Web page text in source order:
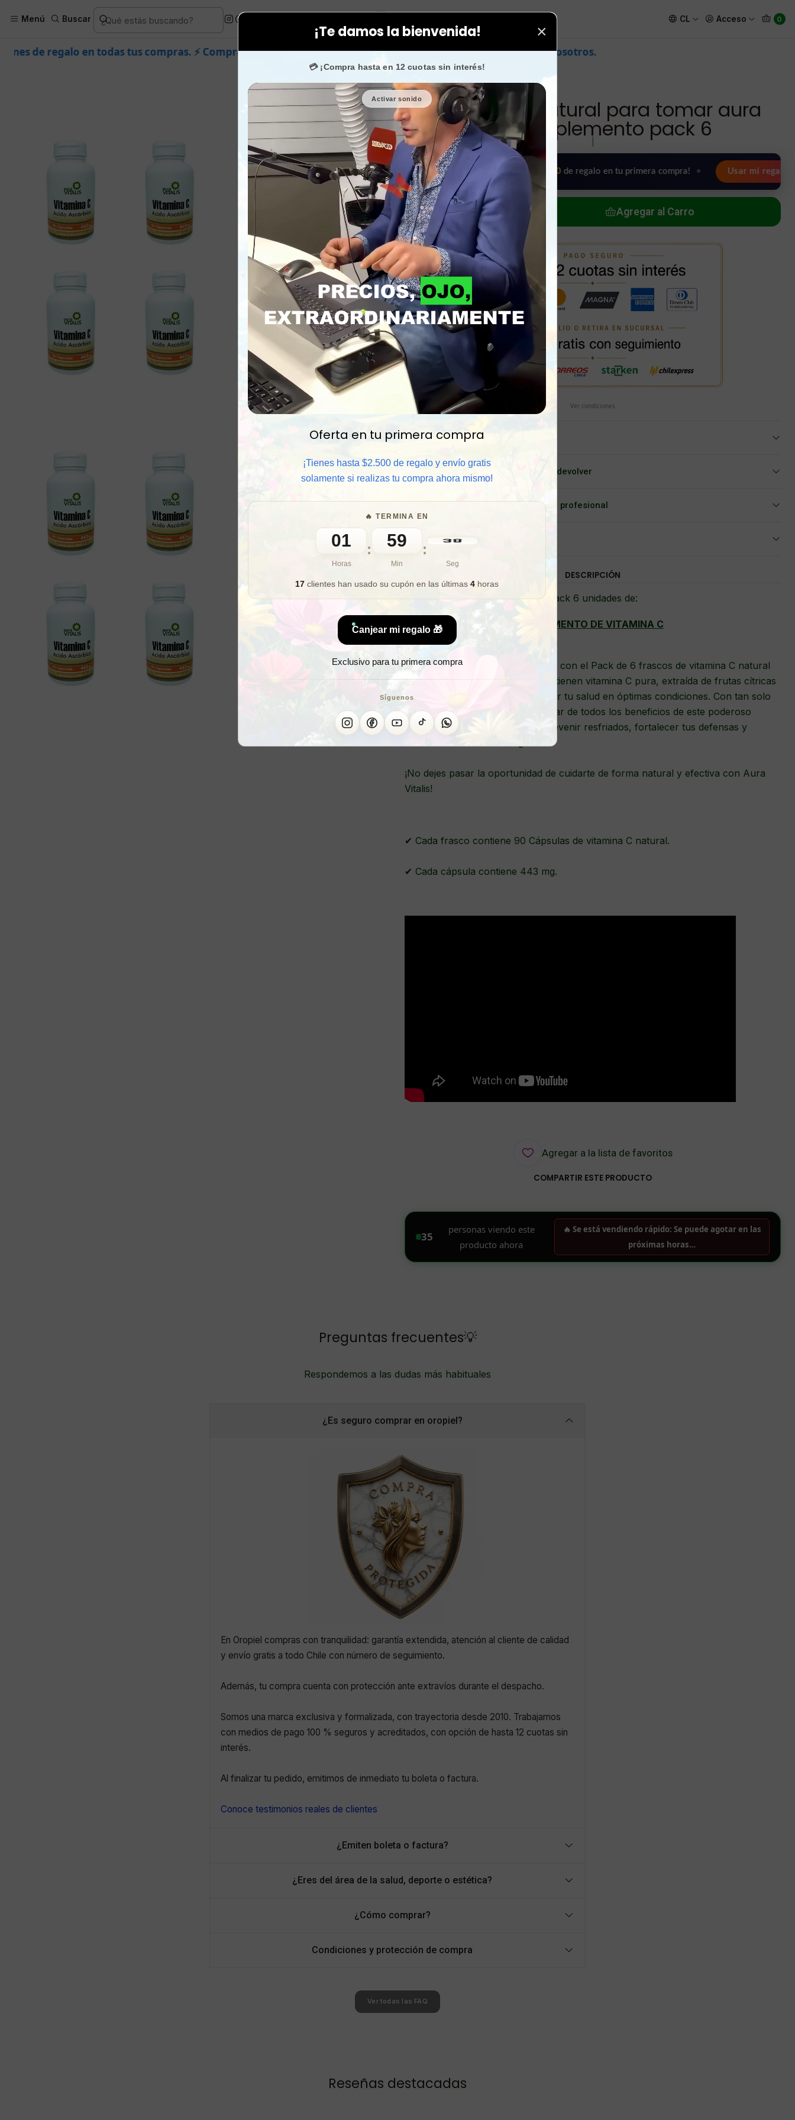
¡Te damos la bienvenida! ×
💳 ¡Compra hasta en 12 cuotas sin interés!
Activar sonido
Oferta en tu primera compra
¡Tienes hasta $2.500 de regalo y envío gratis
solamente si realizas tu compra ahora mismo!
🔥 TERMINA EN
01
Horas
: 59
Min
: 36
Seg
17 clientes han usado su cupón en las últimas 4 horas
Canjear mi regalo 🎁
Exclusivo para tu primera compra
Síguenos
Menú Buscar CL Acceso 0
Piel Facial Ingredientes Vitaminas Vitamina C natural para tomar aura vitalis suplemento pack 6
tus compras. ⚡ Compra rápido y aprovecha. 💙 +50.000 fans enInstagramconfían en nosotros.
Vitamina C natural para tomar aura
vitalis suplemento pack 6
🎉 Bienvenid@ 🔥 ¡Hasta $2.500 de regalo en tu primera compra! • Usar mi regalo ahora 🖤
Cantidad
Agregar al Carro
Ver condiciones
📦 Comprar al por mayor
⏰ Garantía 8 meses para cambiar o devolver
🧑‍💼 Atención al cliente y/o Asesoría profesional
🎁 Lo quiero para regalo
DESCRIPCIÓN
Pack 6 unidades de:
SUPLEMENTO DE VITAMINA C
¡Potencia tu sistema inmunológico con el Pack de 6 frascos de vitamina C natural
de Aura Vitalis! Estos frascos contienen vitamina C pura, extraída de frutas cítricas
frescas, para ayudarte a mantener tu salud en óptimas condiciones. Con tan solo
una cápsula al día, podrás disfrutar de todos los beneficios de este poderoso
antioxidante, que te ayudará a prevenir resfriados, fortalecer tus defensas y
¡No dejes pasar la oportunidad de cuidarte de forma natural y efectiva con Aura
Vitalis!
✔ Cada frasco contiene 90 Cápsulas de vitamina C natural.
✔ Cada cápsula contiene 443 mg.
Agregar a la lista de favoritos
COMPARTIR ESTE PRODUCTO
Preguntas frecuentes💡
Respondemos a las dudas más habituales
¿Es seguro comprar en oropiel?
En Oropiel compras con tranquilidad: garantía extendida, atención al cliente de calidad
y envío gratis a todo Chile con número de seguimiento.
Además, tu compra cuenta con protección ante extravíos durante el despacho.
Somos una marca exclusiva y formalizada, con trayectoria desde 2010. Trabajamos
con medios de pago 100 % seguros y acreditados, con opción de hasta 12 cuotas sin
interés.
Al finalizar tu pedido, emitimos de inmediato tu boleta o factura.
Conoce testimonios reales de clientes
¿Emiten boleta o factura?
¿Eres del área de la salud, deporte o estética?
¿Cómo comprar?
Condiciones y protección de compra
Ver todas las FAQ
Reseñas destacadas